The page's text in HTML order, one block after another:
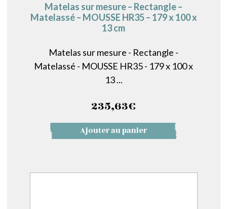
Matelas sur mesure – Rectangle –
Matelassé – MOUSSE HR35 – 179 x 100 x
13 cm
Matelas sur mesure - Rectangle -
Matelassé - MOUSSE HR35 - 179 x 100 x
13 ...
235,63€
Ajouter au panier